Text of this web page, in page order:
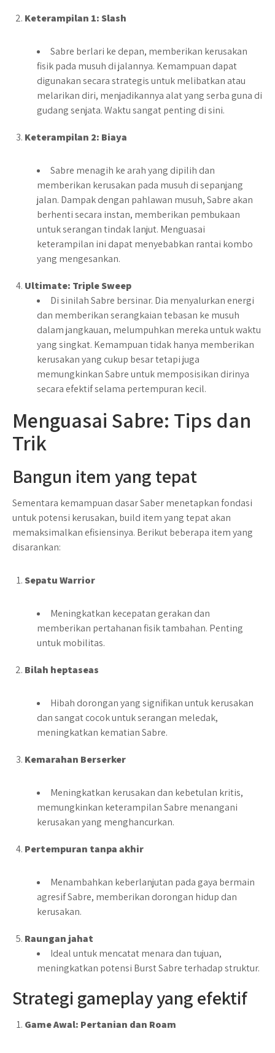
Keterampilan 1: Slash
Sabre berlari ke depan, memberikan kerusakan
fisik pada musuh di jalannya. Kemampuan dapat
digunakan secara strategis untuk melibatkan atau
melarikan diri, menjadikannya alat yang serba guna di
gudang senjata. Waktu sangat penting di sini.
Keterampilan 2: Biaya
Sabre menagih ke arah yang dipilih dan
memberikan kerusakan pada musuh di sepanjang
jalan. Dampak dengan pahlawan musuh, Sabre akan
berhenti secara instan, memberikan pembukaan
untuk serangan tindak lanjut. Menguasai
keterampilan ini dapat menyebabkan rantai kombo
yang mengesankan.
Ultimate: Triple Sweep
Di sinilah Sabre bersinar. Dia menyalurkan energi
dan memberikan serangkaian tebasan ke musuh
dalam jangkauan, melumpuhkan mereka untuk waktu
yang singkat. Kemampuan tidak hanya memberikan
kerusakan yang cukup besar tetapi juga
memungkinkan Sabre untuk memposisikan dirinya
secara efektif selama pertempuran kecil.
Menguasai Sabre: Tips dan
Trik
Bangun item yang tepat
Sementara kemampuan dasar Saber menetapkan fondasi
untuk potensi kerusakan, build item yang tepat akan
memaksimalkan efisiensinya. Berikut beberapa item yang
disarankan:
Sepatu Warrior
Meningkatkan kecepatan gerakan dan
memberikan pertahanan fisik tambahan. Penting
untuk mobilitas.
Bilah heptaseas
Hibah dorongan yang signifikan untuk kerusakan
dan sangat cocok untuk serangan meledak,
meningkatkan kematian Sabre.
Kemarahan Berserker
Meningkatkan kerusakan dan kebetulan kritis,
memungkinkan keterampilan Sabre menangani
kerusakan yang menghancurkan.
Pertempuran tanpa akhir
Menambahkan keberlanjutan pada gaya bermain
agresif Sabre, memberikan dorongan hidup dan
kerusakan.
Raungan jahat
Ideal untuk mencatat menara dan tujuan,
meningkatkan potensi Burst Sabre terhadap struktur.
Strategi gameplay yang efektif
Game Awal: Pertanian dan Roam